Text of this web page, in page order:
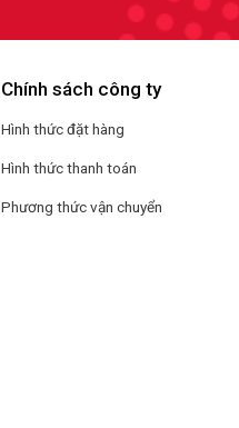
Chính sách công ty
Hình thức đặt hàng
Hình thức thanh toán
Phương thức vận chuyển